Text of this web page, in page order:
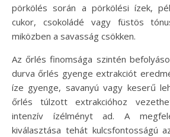
pörkölés során a pörkölési ízek,
cukor, csokoládé vagy füstös
miközben a savasság csökken.
Az őrlés finomsága szintén
durva őrlés gyenge extrakciót
íze gyenge, savanyú vagy keserű
őrlés túlzott extrakcióhoz
intenzív ízélményt ad. A
kiválasztása tehát kulcsfontosságú